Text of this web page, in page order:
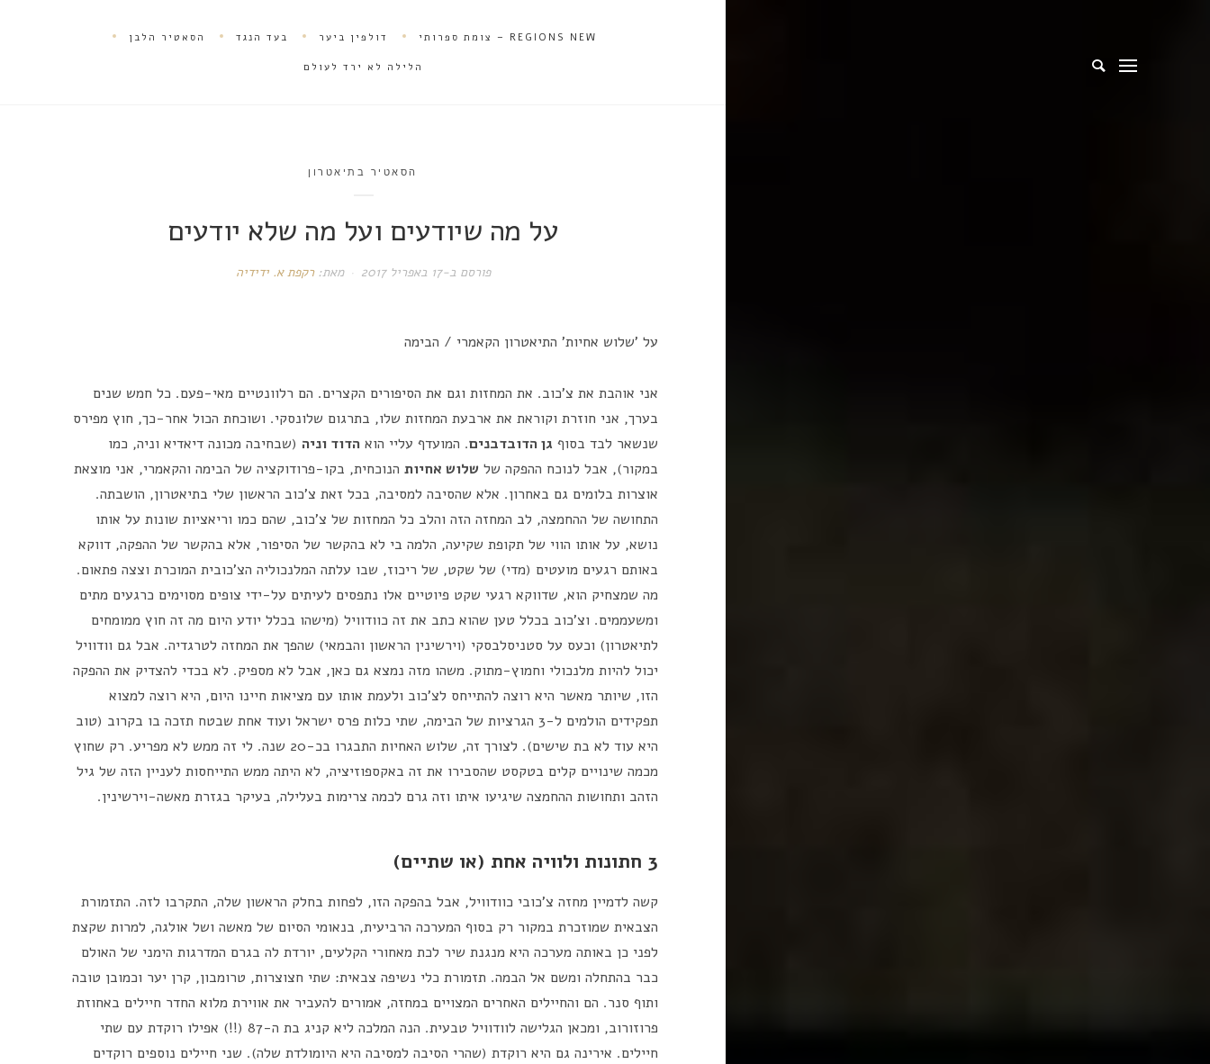
REGIONS NEW – צומת ספרותי דולפין ביער בעד הנגד הסאטיר הלבן
הלילה לא ירד לעולם
הסאטיר בתיאטרון
על מה שיודעים ועל מה שלא יודעים
פורסם ב-17 באפריל 2017 מאת:רקפת א. ידידיה
על 'שלוש אחיות' התיאטרון הקאמרי / הבימה
אני אוהבת את צ'כוב. את המחזות וגם את הסיפורים הקצרים. הם רלוונטיים מאי-פעם. כל חמש שנים
בערך, אני חוזרת וקוראת את ארבעת המחזות שלו, בתרגום שלונסקי. ושוכחת הכול אחר-כך, חוץ מפירס
שנשאר לבד בסוף גן הדובדבנים. המועדף עליי הוא הדוד וניה (שבחיבה מכונה דיאדיא וניה, כמו
במקור), אבל לנוכח ההפקה של שלוש אחיותהנוכחית, בקו-פרודוקציה של הבימה והקאמרי, אני מוצאת
אוצרות בלומים גם באחרון. אלא שהסיבה למסיבה, בכל זאת צ'כוב הראשון שלי בתיאטרון, הושבתה.
התחושה של ההחמצה, לב המחזה הזה והלב כל המחזות של צ'כוב, שהם כמו וריאציות שונות על אותו
נושא, על אותו הווי של תקופת שקיעה, הלמה בי לא בהקשר של הסיפור, אלא בהקשר של ההפקה, דווקא
באותם רגעים מועטים (מדי) של שקט, של ריכוז, שבו עלתה המלנכוליה הצ'כובית המוכרת וצצה פתאום.
מה שמצחיק הוא, שדווקא רגעי שקט פיוטיים אלו נתפסים לעיתים על-ידי צופים מסוימים כרגעים מתים
ומשעממים. וצ'כוב בכלל טען שהוא כתב את זה כוודוויל (מישהו בכלל יודע היום מה זה חוץ ממומחים
לתיאטרון) וכעס על סטניסלבסקי (וירשינין הראשון והבמאי) שהפך את המחזה לטרגדיה. אבל גם וודוויל
יכול להיות מלנכולי וחמוץ-מתוק. משהו מזה נמצא גם כאן, אבל לא מספיק. לא בכדי להצדיק את ההפקה
הזו, שיותר מאשר היא רוצה להתייחס לצ'כוב ולעמת אותו עם מציאות חיינו היום, היא רוצה למצוא
תפקידים הולמים ל-3 הגרציות של הבימה, שתי כלות פרס ישראל ועוד אחת שבטח תזכה בו בקרוב (טוב
היא עוד לא בת שישים). לצורך זה, שלוש האחיות התבגרו בכ-20 שנה. לי זה ממש לא מפריע. רק שחוץ
מכמה שינויים קלים בטקסט שהסבירו את זה באקספוזיציה, לא היתה ממש התייחסות לעניין הזה של גיל
הזהב ותחושות ההחמצה שיגיעו איתו וזה גרם לכמה צרימות בעלילה, בעיקר בגזרת מאשה-וירשינין.
3 חתונות ולוויה אחת (או שתיים)
קשה לדמיין מחזה צ'כובי כוודוויל, אבל בהפקה הזו, לפחות בחלק הראשון שלה, התקרבו לזה. התזמורת
הצבאית שמוזכרת במקור רק בסוף המערכה הרביעית, בנאומי הסיום של מאשה ושל אולגה, למרות שקצת
לפני כן באותה מערכה היא מנגנת שיר לכת מאחורי הקלעים, יורדת לה בגרם המדרגות הימני של האולם
כבר בהתחלה ומשם אל הבמה. תזמורת כלי נשיפה צבאית: שתי חצוצרות, טרומבון, קרן יער וכמובן טובה
ותוף סנר. הם והחיילים האחרים המצויים במחזה, אמורים להעביר את אווירת מלוא החדר חיילים באחוזת
פרוזורוב, ומכאן הגלישה לוודוויל טבעית. הנה המלכה ליא קניג בת ה-87 (!!) אפילו רוקדת עם שתי
חיילים. אירינה גם היא רוקדת (שהרי הסיבה למסיבה היא היומולדת שלה). שני חיילים נוספים רוקדים